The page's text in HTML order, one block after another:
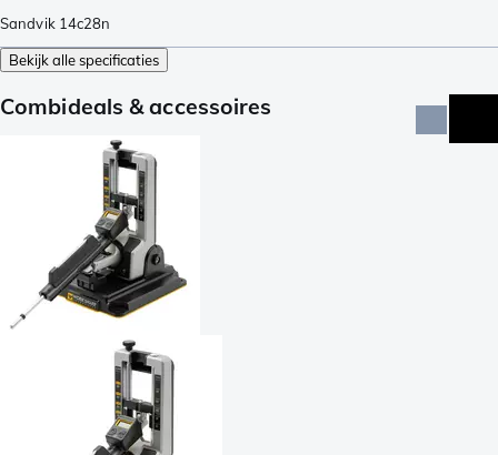
Sandvik 14c28n
Bekijk alle specificaties
Combideals & accessoires